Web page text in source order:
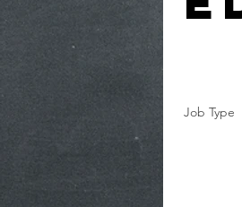
Job Type